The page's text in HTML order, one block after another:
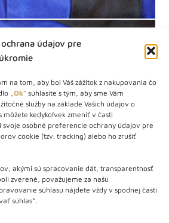
ochrana údajov pre
na tom, aby bol Váš zážitok z nakupovania čo
„Ok“ súhlasíte s tým, aby sme Vám
služby na základe Vašich údajov o
môžete kedykoľvek zmeniť v časti
svoje osobné preferencie ochrany údajov pre
cookie (tzv. tracking) alebo ho zrušiť
akými sú spracovanie dát, transparentnosť
zverené, považujeme za našu
súhlasu nájdete vždy v spodnej časti
súhlas“.